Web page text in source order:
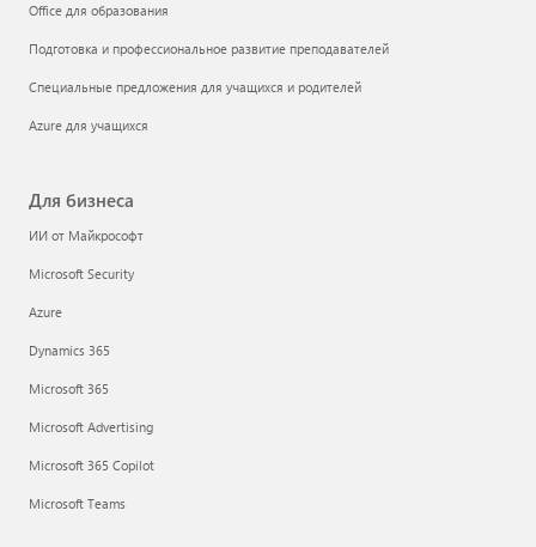
Office для образования
Подготовка и профессиональное развитие преподавателей
Специальные предложения для учащихся и родителей
Azure для учащихся
Для бизнеса
ИИ от Майкрософт
Microsoft Security
Azure
Dynamics 365
Microsoft 365
Microsoft Advertising
Microsoft 365 Copilot
Microsoft Teams